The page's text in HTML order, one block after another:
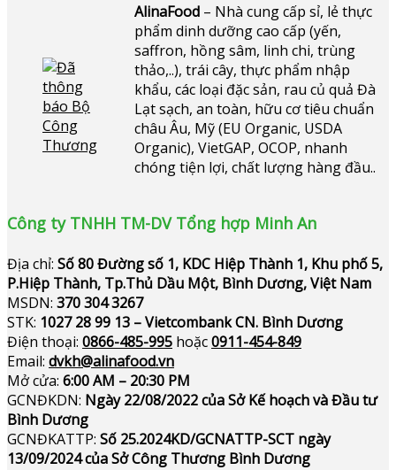
AlinaFood– Nhà cung cấp sỉ, lẻ thực
phẩm dinh dưỡng cao cấp (yến,
saffron, hồng sâm, linh chi, trùng
thảo,..), trái cây, thực phẩm nhập
khẩu, các loại đặc sản, rau củ quả Đà
Lạt sạch, an toàn, hữu cơ tiêu chuẩn
châu Âu, Mỹ (EU Organic, USDA
Organic), VietGAP, OCOP, nhanh
chóng tiện lợi, chất lượng hàng đầu..
Công ty TNHH TM-DV Tổng hợp Minh An
Địa chỉ: Số 80 Đường số 1, KDC Hiệp Thành 1, Khu phố 5,
P.Hiệp Thành, Tp.Thủ Dầu Một, Bình Dương, Việt Nam
MSDN: 370 304 3267
STK: 1027 28 99 13 – Vietcombank CN. Bình Dương
Điện thoại: 0866-485-995 hoặc0911-454-849
Email: dvkh@alinafood.vn
Mở cửa: 6:00 AM – 20:30 PM
GCNĐKDN: Ngày 22/08/2022 của Sở Kế hoạch và Đầu tư
Bình Dương
GCNĐKATTP: Số 25.2024KD/GCNATTP-SCT ngày
13/09/2024 của Sở Công Thương Bình Dương